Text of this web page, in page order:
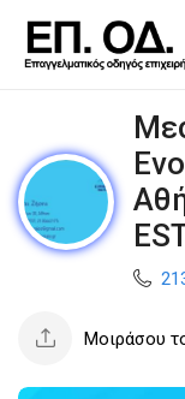
Μοιράσου